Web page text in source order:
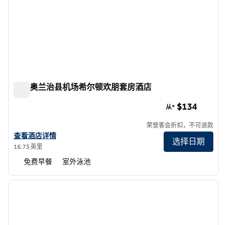
欧文奥兰治县机场希尔顿欢朋套房酒店
查看欢朋Irvine-Orange County Airport的酒店详情
查看酒店详情
16.73 英里
从* $134
荣誉客会折扣，不可退款
选择日期
免费早餐 室外泳池
1/12
下一